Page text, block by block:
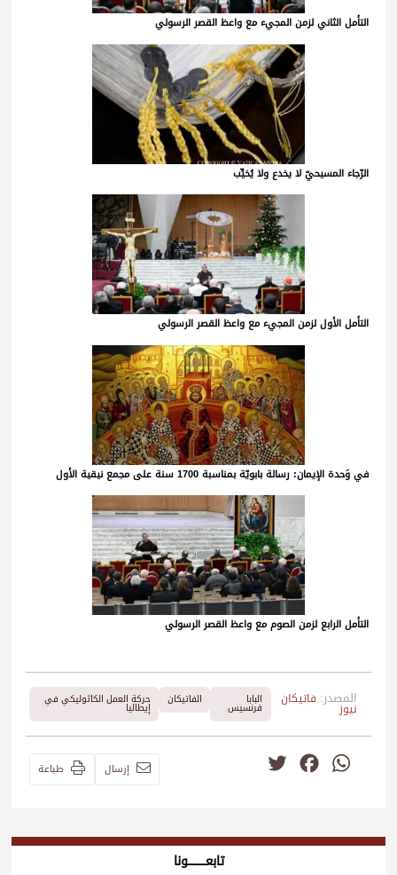
التأمل الثاني لزمن المجيء مع واعظ القصر الرسولي
الرّجاء المسيحيّ لا يخدع ولا يُخيِّب
التأمل الأول لزمن المجيء مع واعظ القصر الرسولي
في وَحدة الإيمان: رسالة بابويّة بمناسبة 1700 سنة على مجمع نيقية الأول
التأمل الرابع لزمن الصوم مع واعظ القصر الرسولي
المصدر: فاتيكان
نيوز
البابا
فرنسيس
الفاتيكان حركة العمل الكاثوليكي في
إيطاليا
WhatsApp
Facebook إرسال طباعة
تابعــــــــــونا